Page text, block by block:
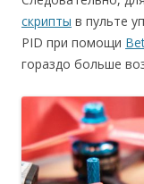
скрипты в пульте
PID при помощи
гораздо больше